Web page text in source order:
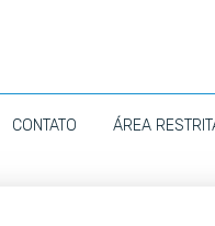
CONTATO ÁREA